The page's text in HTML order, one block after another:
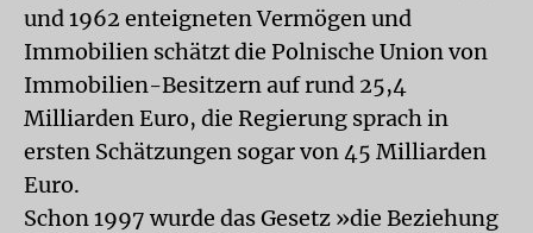
und 1962 enteigneten Vermögen und
Immobilien schätzt die Polnische Union von
Immobilien-Besitzern auf rund 25,4
Milliarden Euro, die Regierung sprach in
ersten Schätzungen sogar von 45 Milliarden
Euro.
Schon 1997 wurde das Gesetz »die Beziehung